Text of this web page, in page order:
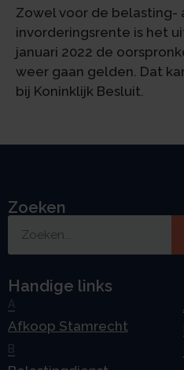
Zowel voor de belasting-
invorderingsrente is het
januari 2022 de
weer gaan gelden. Dat
bij Koninklijk Besluit.
Zoeken
Handige links
A
Afkoop Stamrecht
B